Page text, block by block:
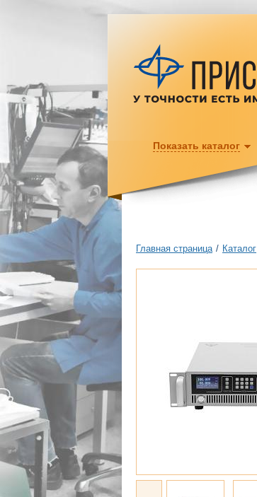
Показать каталог
Главная страница / Каталог